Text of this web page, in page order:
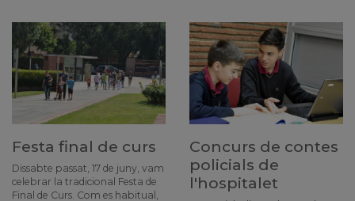
Festa final de curs
Dissabte passat, 17 de juny, vam
celebrar la tradicional Festa de
Final de Curs. Com es habitual,
Concurs de contes
policials de
l'hospitalet